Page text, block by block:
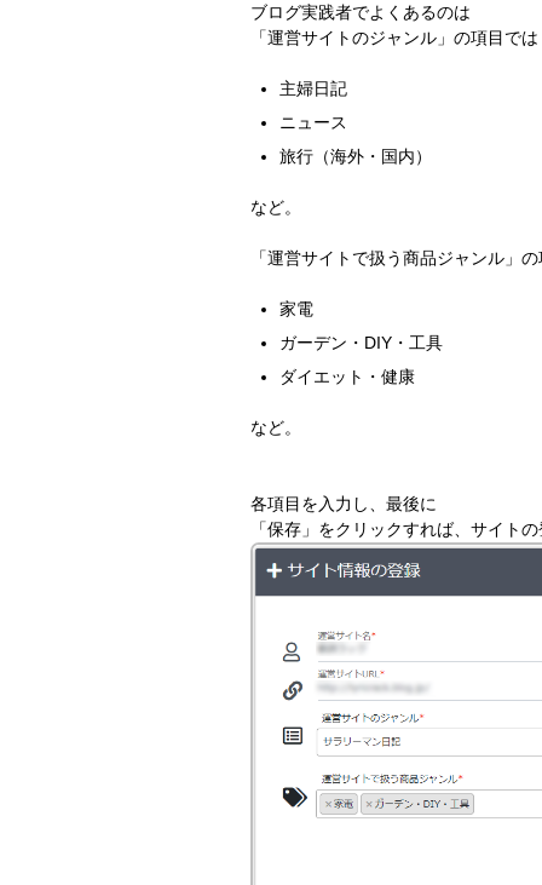
ブログ実践者でよくあるのは
「運営サイトのジャンル」の項目では
主婦日記
ニュース
旅行（海外・国内）
など。
「運営サイトで扱う商品ジャンル」
家電
ガーデン・DIY・工具
ダイエット・健康
など。
各項目を入力し、最後に
「保存」をクリックすれば、サイト